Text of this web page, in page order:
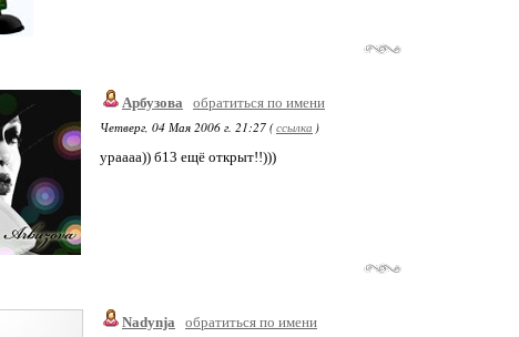
Арбузова
обратиться по имени
Четверг, 04 Мая 2006 г. 21:27 (ссылка )
ураааа)) б13 ещё открыт!!)))
Nadynja
обратиться по имени